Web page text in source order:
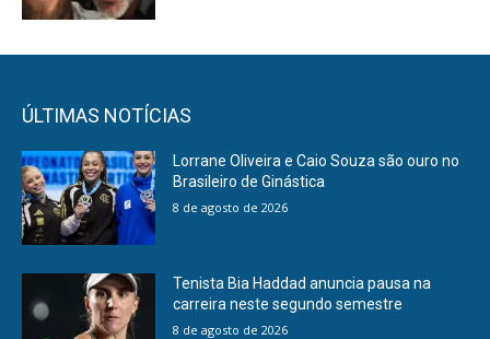
ÚLTIMAS NOTÍCIAS
Lorrane Oliveira e Caio Souza são ouro no
Brasileiro de Ginástica
8 de agosto de 2026
Tenista Bia Haddad anuncia pausa na
carreira neste segundo semestre
8 de agosto de 2026